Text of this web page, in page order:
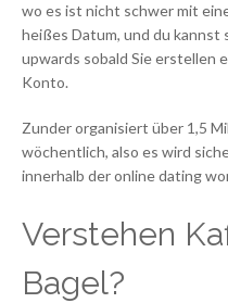
wo es ist nicht schwer mit
heißes Datum, und du kannst
upwards sobald Sie erstellen
Konto.
Zunder organisiert über 1,5
wöchentlich, also es wird
innerhalb der online dating
Verstehen
Bagel?